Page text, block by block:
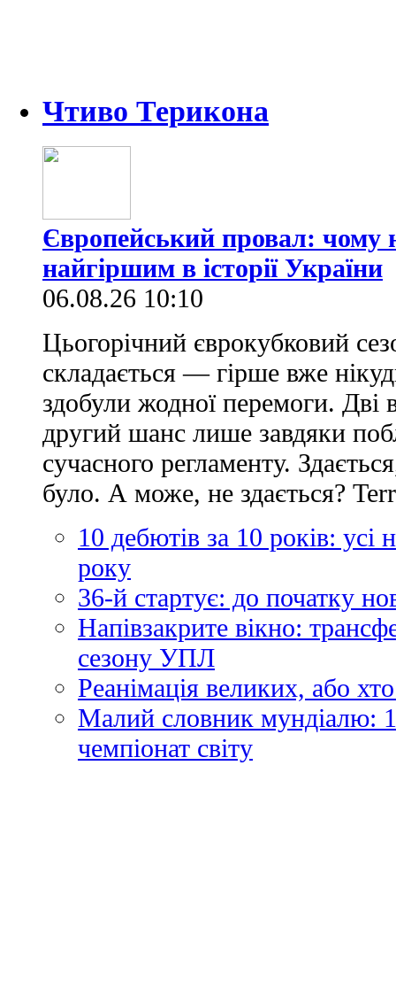
Чтиво Терикона
Європейський провал: чому
найгіршим в історії України
06.08.26 10:10
Цьогорічний єврокубковий
складається — гірше вже
здобули жодної перемоги.
другий шанс лише завдяки
сучасного регламенту.
було. А може, не здається?
10 дебютів за 10 років:
року
36-й стартує: до початку
Напівзакрите вікно:
сезону УПЛ
Реанімація великих, або
Малий словник мундіалю:
чемпіонат світу